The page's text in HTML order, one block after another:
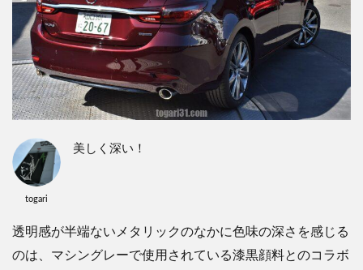
togari
美しく深い！
透明感が半端ないメタリックのなかに色味の深さを感じる
のは、マシングレーで使用されている漆黒顔料とのコラボ